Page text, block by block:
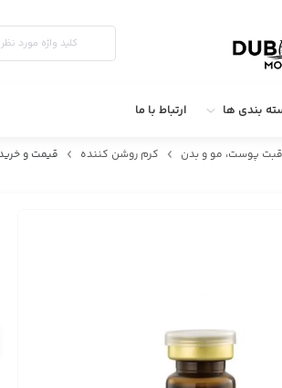
بندی ها ارتباط با ما
پوست، مو و بدن کرم روشن کننده